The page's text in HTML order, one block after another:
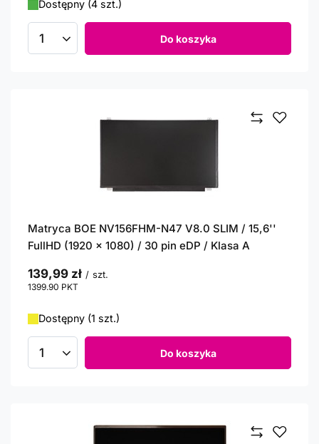
Dostępny (4 szt.)
Ilość produktów Do koszyka
Matryca BOE NV156FHM-N47 V8.0 SLIM / 15,6''
FullHD (1920 x 1080) / 30 pin eDP / Klasa A
139,99 zł / szt.
1399.90 PKT
Dostępny (1 szt.)
Ilość produktów Do koszyka